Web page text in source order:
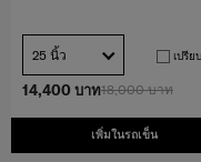
18,000 บาท
14,400 บาท
เพิ่มในรถเข็น
25 นิ้ว เปรีย